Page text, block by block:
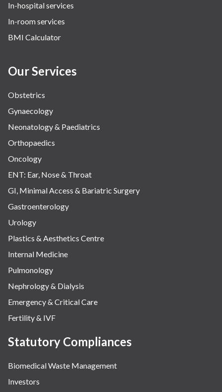
Urology
Vascular
Water Birthing
In-hospital services
In-room services
BMI Calculator
Our Services
Obstetrics
Gynaecology
Neonatology & Paediatrics
Orthopaedics
Oncology
ENT: Ear, Nose & Throat
GI, Minimal Access & Bariatric Surgery
Gastroenterology
Urology
Plastics & Aesthetics Centre
Internal Medicine
Pulmonology
Nephrology & Dialysis
Emergency & Critical Care
Fertility & IVF
Statutory Compliances
Biomedical Waste Management
Investors